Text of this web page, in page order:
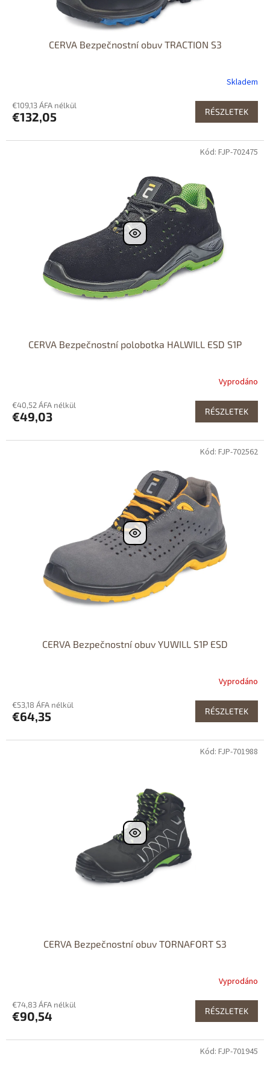
CERVA Bezpečnostní obuv TRACTION S3
Skladem
€109,13 ÁFA nélkül
€132,05 RÉSZLETEK
CERVA Bezpečnostní polobotka HALWILL ESD S1P
Vyprodáno
€40,52 ÁFA nélkül
€49,03 RÉSZLETEK
Kód: FJP-702475
CERVA Bezpečnostní obuv YUWILL S1P ESD
Vyprodáno
€53,18 ÁFA nélkül
€64,35 RÉSZLETEK
Kód: FJP-702562
CERVA Bezpečnostní obuv TORNAFORT S3
Vyprodáno
€74,83 ÁFA nélkül
€90,54 RÉSZLETEK
Kód: FJP-701988
Kód: FJP-701945